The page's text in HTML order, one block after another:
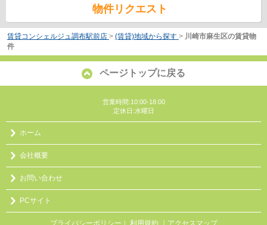
物件リクエスト
賃貸コンシェルジュ調布駅前店 > (賃貸)地域から探す > 川崎市麻生区の賃貸物
件
ページトップに戻る
営業時間:10:00-18:00
定休日:水曜日
ホーム
会社概要
お問い合わせ
PCサイト
プライバシーポリシー ｜ 利用規約 ｜アクセスマップ